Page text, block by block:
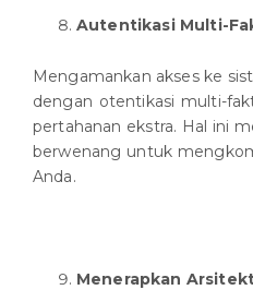
Autentikasi Multi-
Mengamankan akses ke
dengan otentikasi multi-
pertahanan ekstra. Hal ini
berwenang untuk
Anda.
Menerapkan